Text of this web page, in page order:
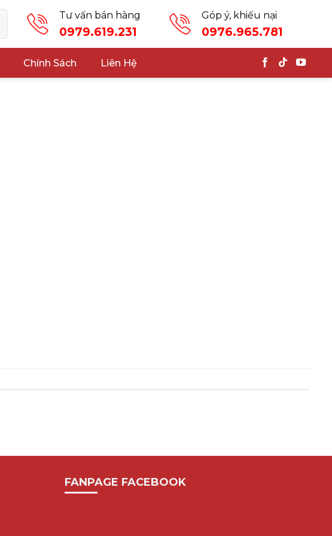
Tư vấn bán hàng
0979.619.231
Góp ý, khiếu nại
0976.965.781
Chính Sách Liên Hệ
FANPAGE FACEBOOK